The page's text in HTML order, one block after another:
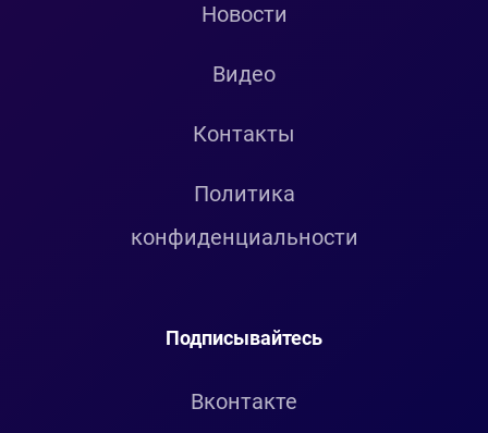
Новости
Видео
Контакты
Политика
конфиденциальности
Подписывайтесь
Вконтакте